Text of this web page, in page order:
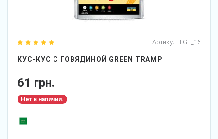
Артикул: FGT_16
КУС-КУС С ГОВЯДИНОЙ GREEN TRAMP
61 грн.
Нет в наличии.